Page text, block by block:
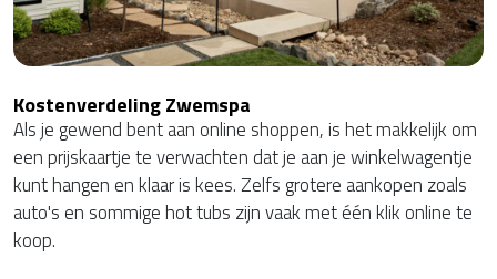
Kostenverdeling Zwemspa
Als je gewend bent aan online shoppen, is het makkelijk om
een prijskaartje te verwachten dat je aan je winkelwagentje
kunt hangen en klaar is kees. Zelfs grotere aankopen zoals
auto's en sommige hot tubs zijn vaak met één klik online te
koop.